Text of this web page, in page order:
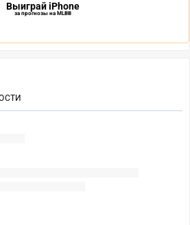
Выиграй iPhone
за прогнозы на MLBB